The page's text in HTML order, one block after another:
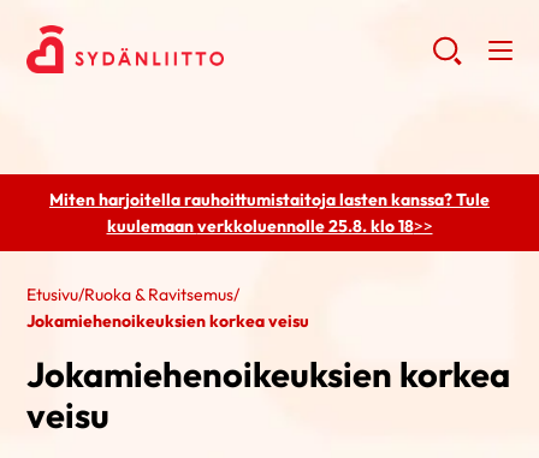
Miten harjoitella rauhoittumistaitoja lasten kanssa? Tule
kuulemaanverkkoluennolle 25.8. klo 18>>
Etusivu/Ruoka & Ravitsemus/
Jokamiehenoikeuksien korkea veisu
Jokamiehenoikeuksien korkea
veisu